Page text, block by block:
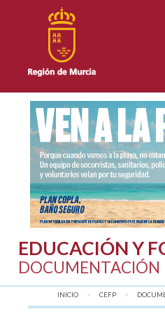
EDUCACIÓN Y
DOCUMENTACIÓN
INICIO CEFP